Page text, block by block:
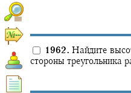
1962. Найдите
стороны треугольника